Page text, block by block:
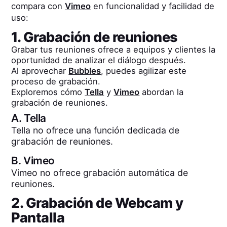
compara conVimeo en funcionalidad y facilidad de
uso:
1. Grabación de reuniones
Grabar tus reuniones ofrece a equipos y clientes la
oportunidad de analizar el diálogo después.
Al aprovechar Bubbles, puedes agilizar este
proceso de grabación.
Exploremos cómoTella yVimeo abordan la
grabación de reuniones.
A.Tella
Tella no ofrece una función dedicada de
grabación de reuniones.
B.Vimeo
Vimeo no ofrece grabación automática de
reuniones.
2. Grabación de Webcam y
Pantalla